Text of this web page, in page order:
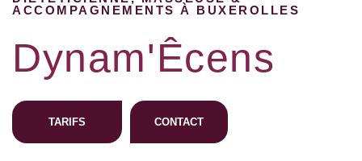
ACCOMPAGNEMENTS À BUXEROLLES
Dynam'Êcens
TARIFS CONTACT